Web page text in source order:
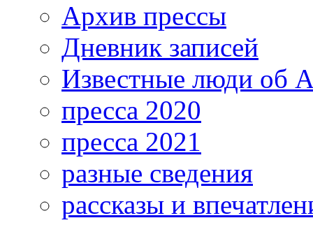
Архив прессы
Дневник записей
Известные люди об
пресса 2020
пресса 2021
разные сведения
рассказы и